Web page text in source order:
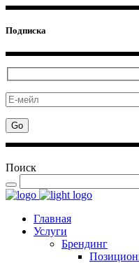
Подписка
Поиск
Главная
Услуги
Брендинг